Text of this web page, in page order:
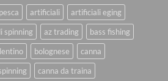
artificiali
artificiali eging
spinning az trading
bass fishing
bolognese
canna
canna da traina